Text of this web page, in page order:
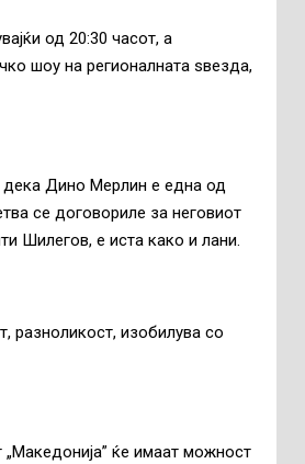
од 20:30 часот, а
шоу на регионалната ѕвезда,
дека Дино Мерлин е една од
се договориле за неговиот
Шилегов, е иста како и лани.
разноликост, изобилува со
ќе имаат можност